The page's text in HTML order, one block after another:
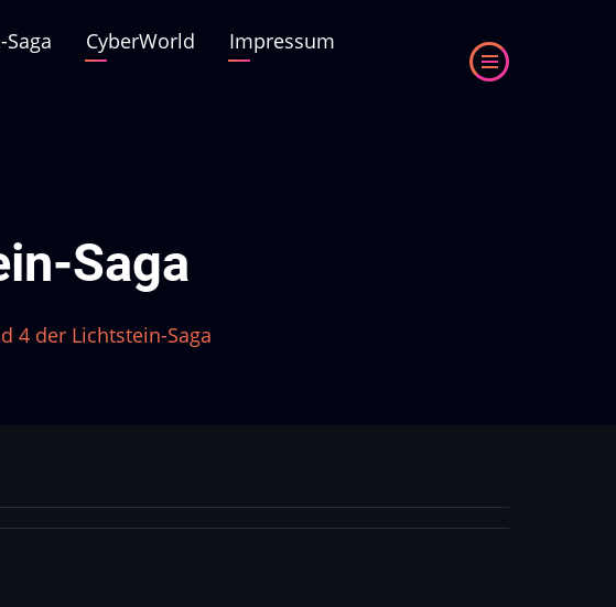
CyberWorld
Impressum
Saga
4 der Lichtstein-Saga